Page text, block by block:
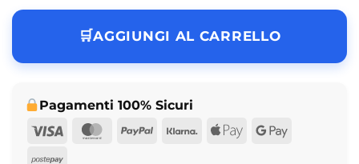
AGGIUNGI AL CARRELLO
Pagamenti 100% Sicuri
Visa
MasterCard
PayPalKlarna Apple Google
Postepay